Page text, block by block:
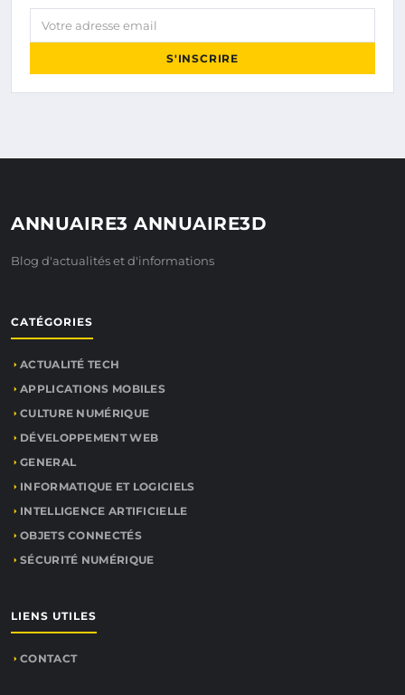
Votre adresse email
S'INSCRIRE
ANNUAIRE3 ANNUAIRE3D
Blog d'actualités et d'informations
CATÉGORIES
ACTUALITÉ TECH
APPLICATIONS MOBILES
CULTURE NUMÉRIQUE
DÉVELOPPEMENT WEB
GENERAL
INFORMATIQUE ET LOGICIELS
INTELLIGENCE ARTIFICIELLE
OBJETS CONNECTÉS
SÉCURITÉ NUMÉRIQUE
LIENS UTILES
CONTACT